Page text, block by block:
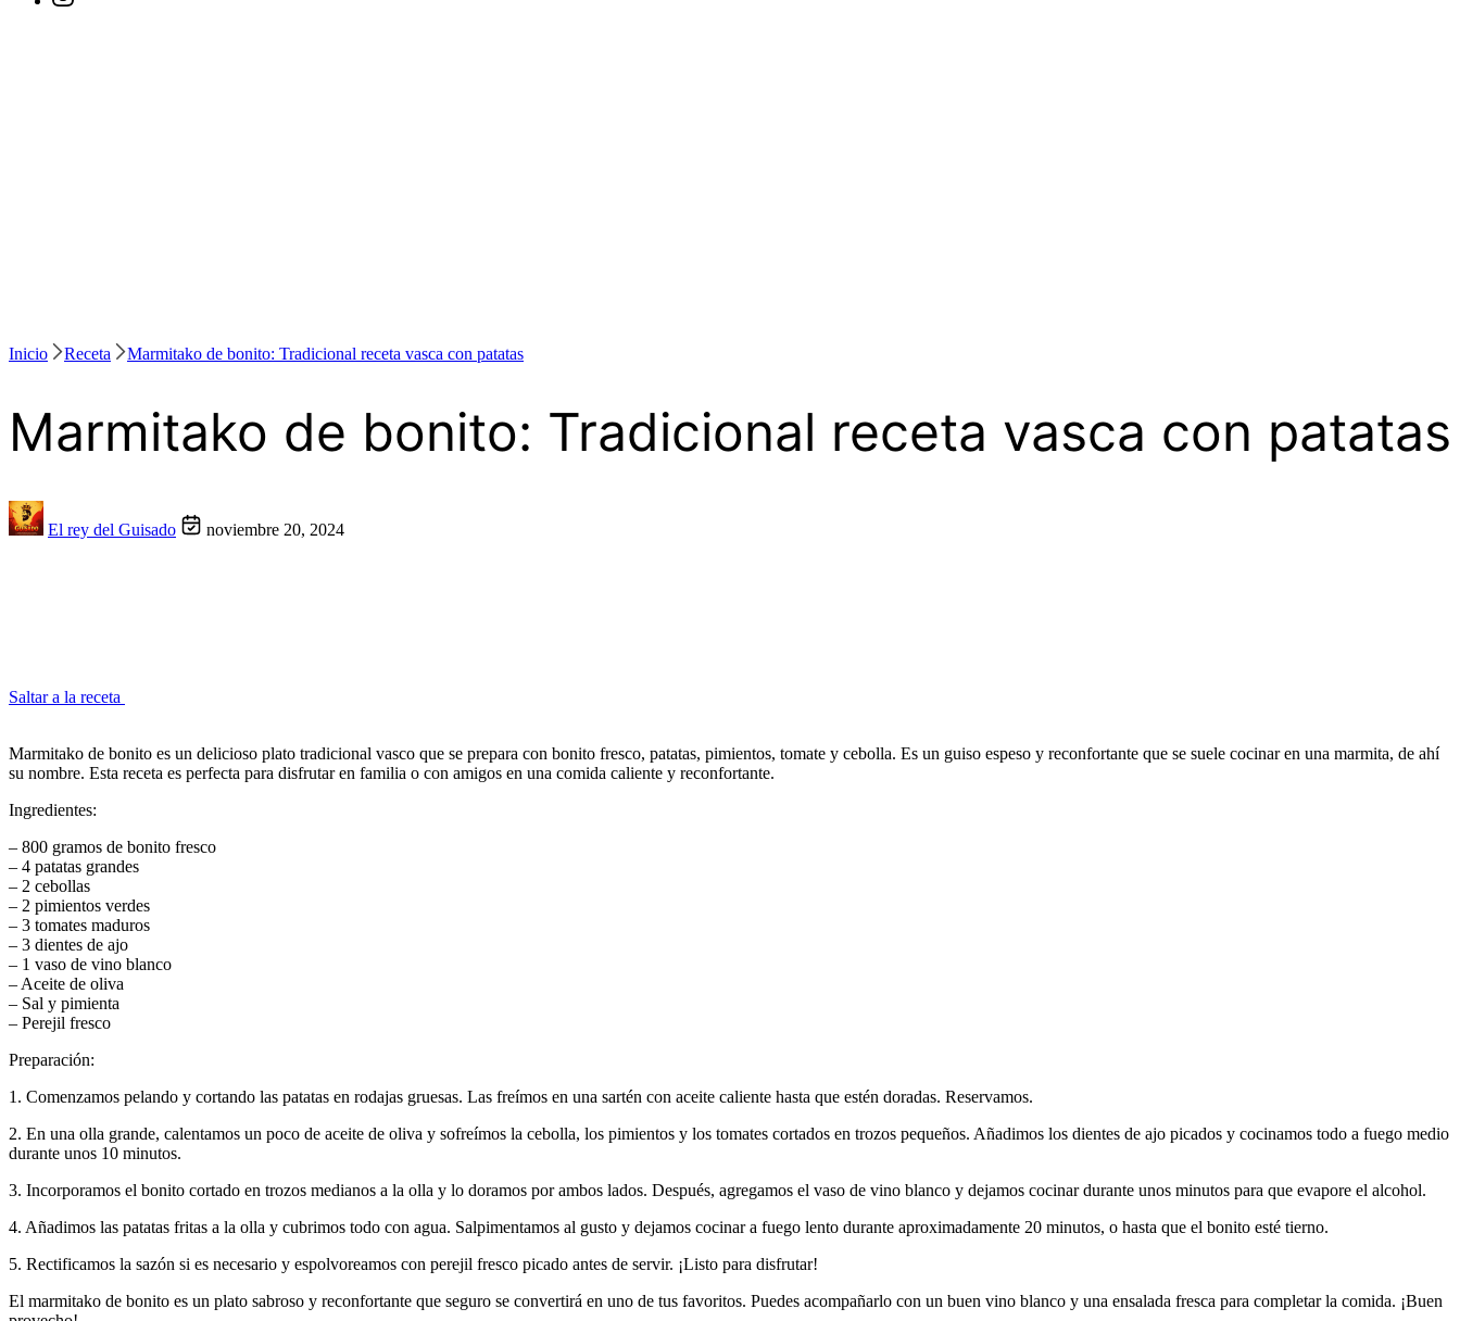
Inicio Receta Marmitako de bonito: Tradicional receta vasca con patatas
Marmitako de bonito: Tradicional receta vasca con patatas
El rey del Guisado noviembre 20, 2024
Saltar a la receta
Marmitako de bonito es un delicioso plato tradicional vasco que se prepara con bonito fresco, patatas, pimientos, tomate y cebolla. Es un guiso espeso y reconfortante que se suele cocinar en una marmita, de ahí
su nombre. Esta receta es perfecta para disfrutar en familia o con amigos en una comida caliente y reconfortante.
Ingredientes:
– 800 gramos de bonito fresco
– 4 patatas grandes
– 2 cebollas
– 2 pimientos verdes
– 3 tomates maduros
– 3 dientes de ajo
– 1 vaso de vino blanco
– Aceite de oliva
– Sal y pimienta
– Perejil fresco
Preparación:
1. Comenzamos pelando y cortando las patatas en rodajas gruesas. Las freímos en una sartén con aceite caliente hasta que estén doradas. Reservamos.
2. En una olla grande, calentamos un poco de aceite de oliva y sofreímos la cebolla, los pimientos y los tomates cortados en trozos pequeños. Añadimos los dientes de ajo picados y cocinamos todo a fuego medio
durante unos 10 minutos.
3. Incorporamos el bonito cortado en trozos medianos a la olla y lo doramos por ambos lados. Después, agregamos el vaso de vino blanco y dejamos cocinar durante unos minutos para que evapore el alcohol.
4. Añadimos las patatas fritas a la olla y cubrimos todo con agua. Salpimentamos al gusto y dejamos cocinar a fuego lento durante aproximadamente 20 minutos, o hasta que el bonito esté tierno.
5. Rectificamos la sazón si es necesario y espolvoreamos con perejil fresco picado antes de servir. ¡Listo para disfrutar!
El marmitako de bonito es un plato sabroso y reconfortante que seguro se convertirá en uno de tus favoritos. Puedes acompañarlo con un buen vino blanco y una ensalada fresca para completar la comida. ¡Buen